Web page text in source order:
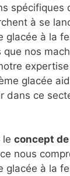
spécifiques
à se
glacée à la
nos
glacée
dans ce
le concept
nous
glacée à la